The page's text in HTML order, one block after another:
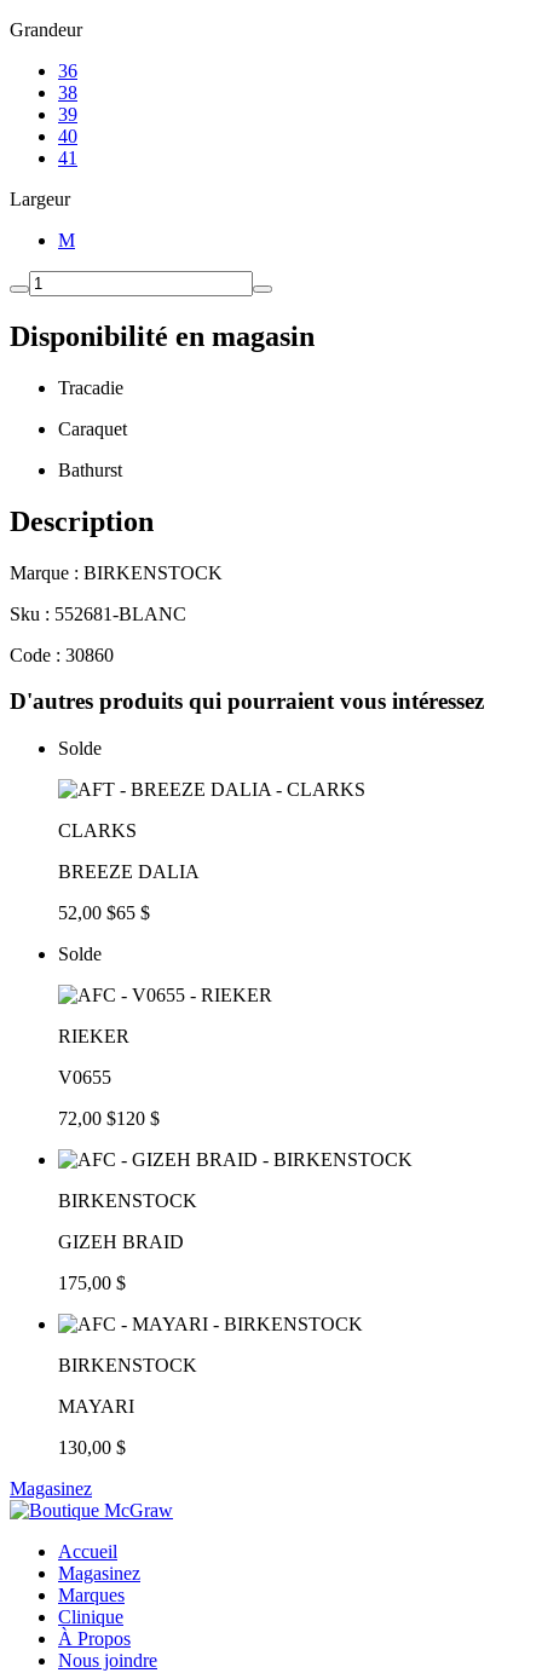
Grandeur
36
38
39
40
41
Largeur
M
Disponibilité en magasin
Tracadie
Caraquet
Bathurst
Description
Marque : BIRKENSTOCK
Sku : 552681-BLANC
Code : 30860
D'autres produits qui pourraient vous intéressez
Solde
CLARKS
BREEZE DALIA
52,00 $65 $
Solde
RIEKER
V0655
72,00 $120 $
BIRKENSTOCK
GIZEH BRAID
175,00 $
BIRKENSTOCK
MAYARI
130,00 $
Magasinez
Accueil
Magasinez
Marques
Clinique
À Propos
Nous joindre